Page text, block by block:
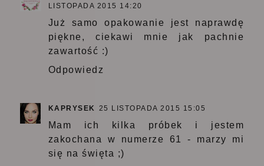
LISTOPADA 2015 14:20
Już samo opakowanie jest naprawdę
piękne, ciekawi mnie jak pachnie
zawartość :)
Odpowiedz
KAPRYSEK 25 LISTOPADA 2015 15:05
Mam ich kilka próbek i jestem
zakochana w numerze 61 - marzy mi
się na święta ;)